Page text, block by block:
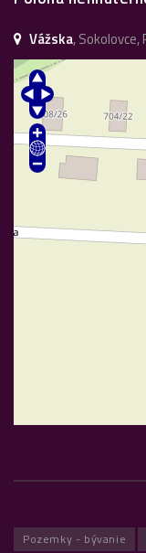
Vážska, Sokolovce,
Pozemky - bývanie